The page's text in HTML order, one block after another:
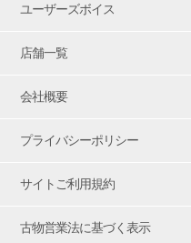
ユーザーズボイス
店舗一覧
会社概要
プライバシーポリシー
サイトご利用規約
古物営業法に基づく表示